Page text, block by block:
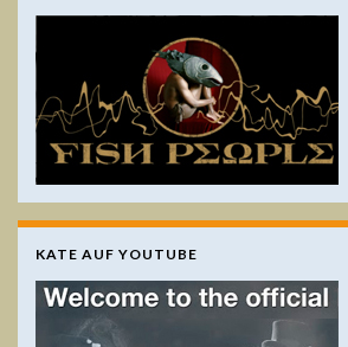
KATE AUF YOUTUBE